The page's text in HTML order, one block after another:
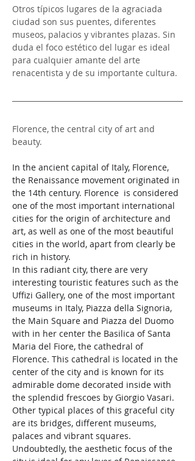
Otros típicos lugares de la agraciada
ciudad son sus puentes, diferentes
museos, palacios y vibrantes plazas. Sin
duda el foco estético del lugar es ideal
para cualquier amante del arte
renacentista y de su importante cultura.
Florence, the central city of art and
beauty.
In the ancient capital of Italy, Florence,
the Renaissance movement originated in
the 14th century. Florence  is considered
one of the most important international
cities for the origin of architecture and
art, as well as one of the most beautiful
cities in the world, apart from clearly be
rich in history.
In this radiant city, there are very
interesting touristic features such as the
Uffizi Gallery, one of the most important
museums in Italy, Piazza della Signoria,
the Main Square and Piazza del Duomo
with in her center the Basilica of Santa
Maria del Fiore, the cathedral of
Florence. This cathedral is located in the
center of the city and is known for its
admirable dome decorated inside with
the splendid frescoes by Giorgio Vasari.
Other typical places of this graceful city
are its bridges, different museums,
palaces and vibrant squares.
Undoubtedly, the aesthetic focus of the